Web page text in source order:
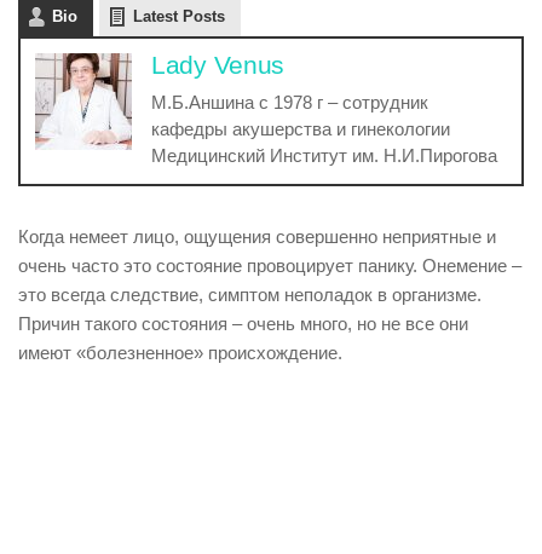
Bio Latest Posts
Lady Venus
М.Б.Аншина с 1978 г – сотрудник
кафедры акушерства и гинекологии
Медицинский Институт им. Н.И.Пирогова
Когда немеет лицо, ощущения совершенно неприятные и
очень часто это состояние провоцирует панику. Онемение –
это всегда следствие, симптом неполадок в организме.
Причин такого состояния – очень много, но не все они
имеют «болезненное» происхождение.